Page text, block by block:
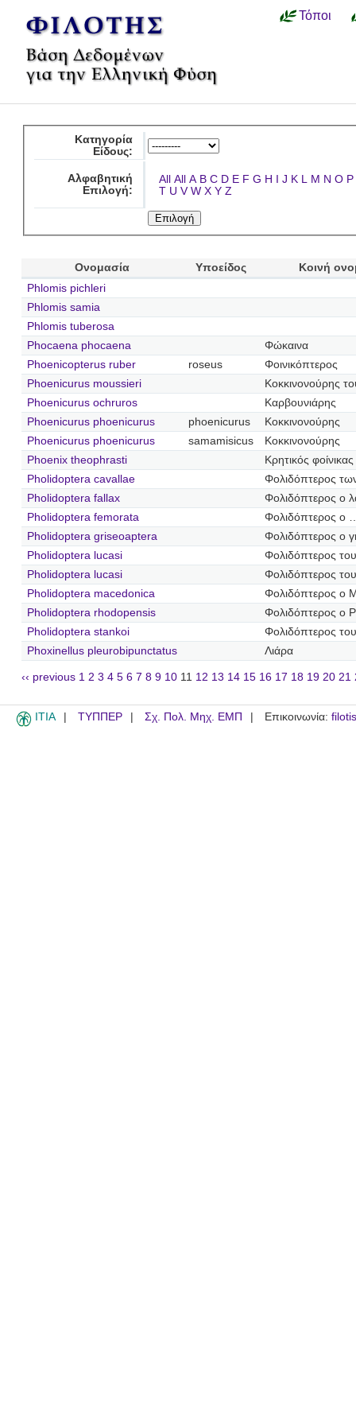
Τόποι
Κατηγορία
Είδους:
Αλφαβητική
Επιλογή:
All All A B C D E F G H I J K L M N O P
T U V W X Y Z
Ονομασία Υποείδος
Κοινή
Phlomis pichleri
Phlomis samia
Phlomis tuberosa
Phocaena phocaena
Φώκαινα
Phoenicopterus ruber
roseus
Φοινικόπτερος
Phoenicurus moussieri
Κοκκινονούρης
Phoenicurus ochruros
Καρβουνιάρης
Phoenicurus phoenicurus
phoenicurus
Κοκκινονούρης
Phoenicurus phoenicurus
samamisicus
Κοκκινονούρης
Phoenix theophrasti
Κρητικός φοίνικας
Pholidoptera cavallae
Φολιδόπτερος
Pholidoptera fallax
Φολιδόπτερος ο
Pholidoptera femorata
Φολιδόπτερος ο
Pholidoptera griseoaptera
Φολιδόπτερος ο
Pholidoptera lucasi
Φολιδόπτερος
Pholidoptera lucasi
Φολιδόπτερος
Pholidoptera macedonica
Φολιδόπτερος ο
Pholidoptera rhodopensis
Φολιδόπτερος ο
Pholidoptera stankoi
Φολιδόπτερος
Phoxinellus pleurobipunctatus
Λιάρα
‹‹ previous 1 2 3 4 5 6 7 8 9 10 11 12 13 14 15 16 17 18 19 20 21
ITIA ΤΥΠΠΕΡ Σχ. Πολ. Μηχ. ΕΜΠ Επικοινωνία: